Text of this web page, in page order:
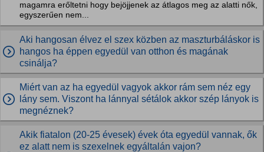
magamra erőltetni hogy bejöjjenek az átlagos meg az alatti nők,
egyszerűen nem...
Aki hangosan élvez el szex közben az maszturbáláskor is
hangos ha éppen egyedül van otthon és magának
csinálja?
Miért van az ha egyedül vagyok akkor rám sem néz egy
lány sem. Viszont ha lánnyal sétálok akkor szép lányok is
megnéznek?
Akik fiatalon (20-25 évesek) évek óta egyedül vannak, ők
ez alatt nem is szexelnek egyáltalán vajon?